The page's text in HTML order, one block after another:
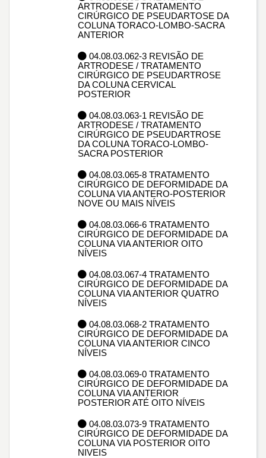
ARTRODESE / TRATAMENTO
CIRÚRGICO DE PSEUDARTOSE DA
COLUNA TORACO-LOMBO-SACRA
ANTERIOR
04.08.03.062-3 REVISÃO DE
ARTRODESE / TRATAMENTO
CIRÚRGICO DE PSEUDARTROSE
DA COLUNA CERVICAL
POSTERIOR
04.08.03.063-1 REVISÃO DE
ARTRODESE / TRATAMENTO
CIRÚRGICO DE PSEUDARTROSE
DA COLUNA TORACO-LOMBO-
SACRA POSTERIOR
04.08.03.065-8 TRATAMENTO
CIRÚRGICO DE DEFORMIDADE DA
COLUNA VIA ANTERO-POSTERIOR
NOVE OU MAIS NÍVEIS
04.08.03.066-6 TRATAMENTO
CIRÚRGICO DE DEFORMIDADE DA
COLUNA VIA ANTERIOR OITO
NÍVEIS
04.08.03.067-4 TRATAMENTO
CIRÚRGICO DE DEFORMIDADE DA
COLUNA VIA ANTERIOR QUATRO
NÍVEIS
04.08.03.068-2 TRATAMENTO
CIRÚRGICO DE DEFORMIDADE DA
COLUNA VIA ANTERIOR CINCO
NÍVEIS
04.08.03.069-0 TRATAMENTO
CIRÚRGICO DE DEFORMIDADE DA
COLUNA VIA ANTERIOR
POSTERIOR ATÉ OITO NÍVEIS
04.08.03.073-9 TRATAMENTO
CIRÚRGICO DE DEFORMIDADE DA
COLUNA VIA POSTERIOR OITO
NIVEIS